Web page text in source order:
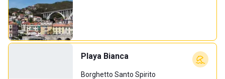
Playa Bianca
Borghetto Santo Spirito